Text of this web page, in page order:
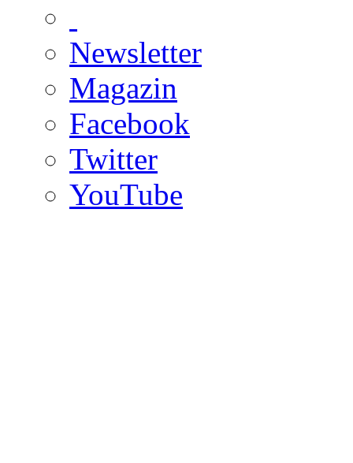
Newsletter
Magazin
Facebook
Twitter
YouTube